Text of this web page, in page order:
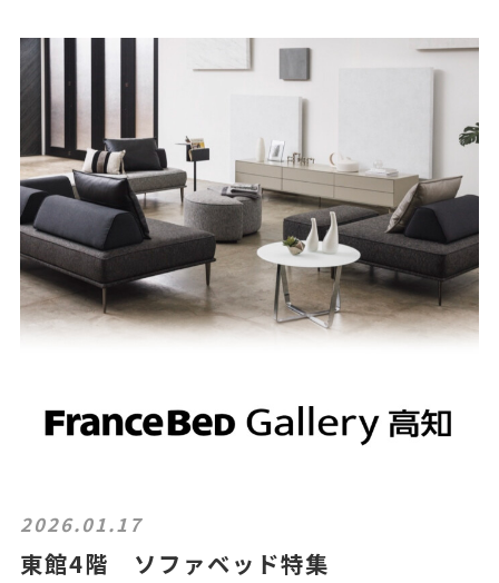
2026.01.17
東館4階 ソファベッド特集